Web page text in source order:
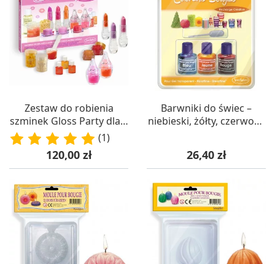
Zestaw do robienia
szminek Gloss Party dla 7
latki, SentoSphere
(1)
Cena
120,00 zł
Barwniki do świec –
niebieski, żółty, czerwony
Cena
26,40 zł